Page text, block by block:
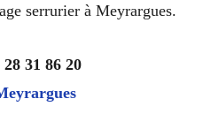
serrurier à Meyrargues.
31 86 20